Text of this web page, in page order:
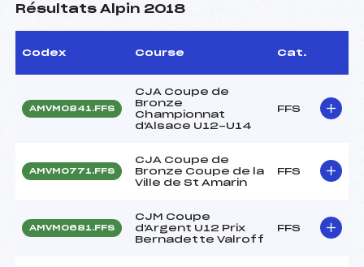
Résultats Alpin 2018
Codex Course Cat.
AMVM0841.FFS
CJA Coupe de
Bronze
Championnat
d'Alsace U12-U14
FFS
AMVM0771.FFS
CJA Coupe de
Bronze Coupe de la
Ville de St Amarin
FFS
AMVM0681.FFS
CJM Coupe
d'Argent U12 Prix
Bernadette Valroff
FFS